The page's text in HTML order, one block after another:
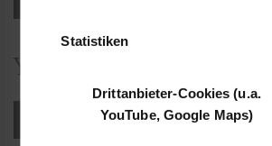
Statistiken
Drittanbieter-Cookies (u.a.
YouTube, Google Maps)
Your First Days in
Culture Connection